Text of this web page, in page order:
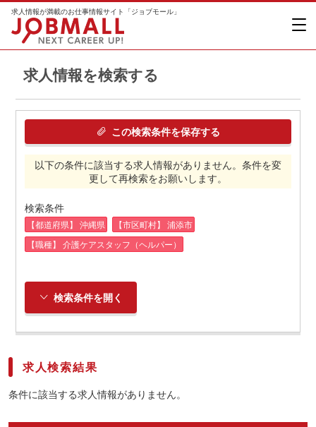
求人情報が満載のお仕事情報サイト「ジョブモール」
求人情報を検索する
この検索条件を保存する
以下の条件に該当する求人情報がありません。条件を変
更して再検索をお願いします。
検索条件
【都道府県】 沖縄県
【市区町村】 浦添市
【職種】 介護ケアスタッフ（ヘルパー）
検索条件を開く
求人検索結果
条件に該当する求人情報がありません。